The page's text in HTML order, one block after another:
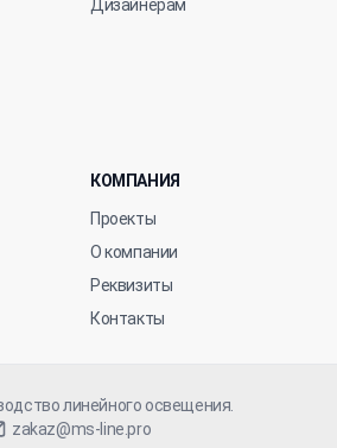
Дизайнерам
КОМПАНИЯ
Проекты
О компании
Реквизиты
Контакты
линейного освещения.
zakaz@ms-line.pro